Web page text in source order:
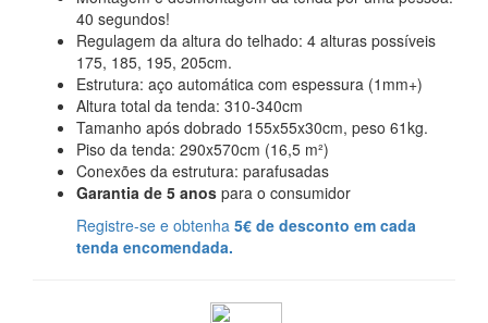
40 segundos!
Regulagem da altura do telhado: 4 alturas possíveis
175, 185, 195, 205cm.
Estrutura: aço automática com espessura (1mm+)
Altura total da tenda: 310-340cm
Tamanho após dobrado 155x55x30cm, peso 61kg.
Piso da tenda: 290x570cm (16,5 m²)
Conexões da estrutura: parafusadas
Garantia de 5 anos para o consumidor
Registre-se e obtenha 5€ de desconto em cada
tenda encomendada.